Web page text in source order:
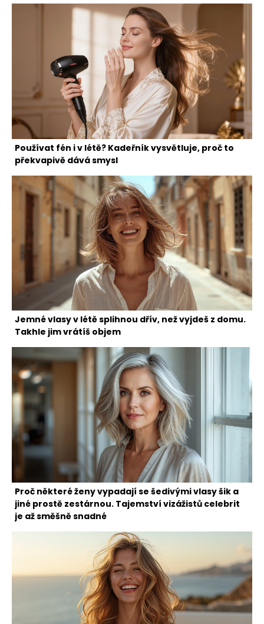
Používat fén i v létě? Kadeřník vysvětluje, proč to
překvapivě dává smysl
Jemné vlasy v létě splihnou dřív, než vyjdeš z domu.
Takhle jim vrátíš objem
Proč některé ženy vypadají se šedivými vlasy šik a
jiné prostě zestárnou. Tajemství vizážistů celebrit
je až směšně snadné